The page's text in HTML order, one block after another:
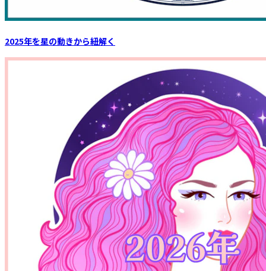
2025年を星の動きから紐解く